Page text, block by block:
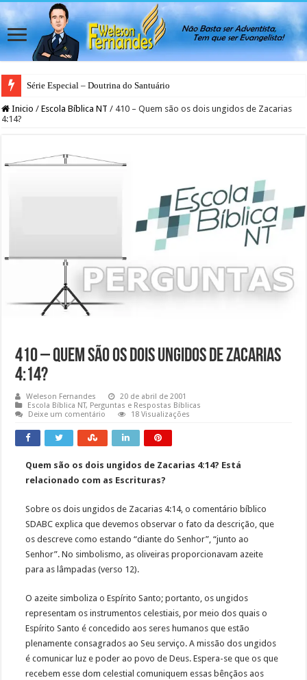
Série Especial – Doutrina do Santuário
Inicio / Escola Bíblica NT / 410 – Quem são os dois ungidos de Zacarias
4:14?
410 – Quem são os dois ungidos de Zacarias
4:14?
Weleson Fernandes
20 de abril de 2001
Escola Bíblica NT, Perguntas e Respostas Bíblicas
Deixe um comentário
18 Visualizações
Quem são os dois ungidos de Zacarias 4:14? Está
relacionado com as Escrituras?
Sobre os dois ungidos de Zacarias 4:14, o comentário bíblico
SDABC explica que devemos observar o fato da descrição, que
os descreve como estando “diante do Senhor”, “junto ao
Senhor”. No simbolismo, as oliveiras proporcionavam azeite
para as lâmpadas (verso 12).
O azeite simboliza o Espírito Santo; portanto, os ungidos
representam os instrumentos celestiais, por meio dos quais o
Espírito Santo é concedido aos seres humanos que estão
plenamente consagrados ao Seu serviço. A missão dos ungidos
é comunicar luz e poder ao povo de Deus. Espera-se que os que
recebem esse dom celestial comuniquem essas bênçãos aos